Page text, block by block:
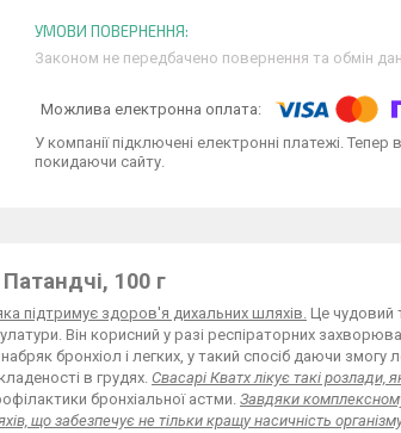
Законом не передбачено повернення та обмін
У компанії підключені електронні платежі.
покидаючи сайту.
100 г
підтримує здоров'я дихальних шляхів. Це чудовий
Він корисний у разі респіраторних
бронхіол і легких, у такий спосіб даючи змогу
в грудях. Свасарі Кватх лікує такі розлади,
бронхіальної астми. Завдяки
що забезпечує не тільки кращу насичність